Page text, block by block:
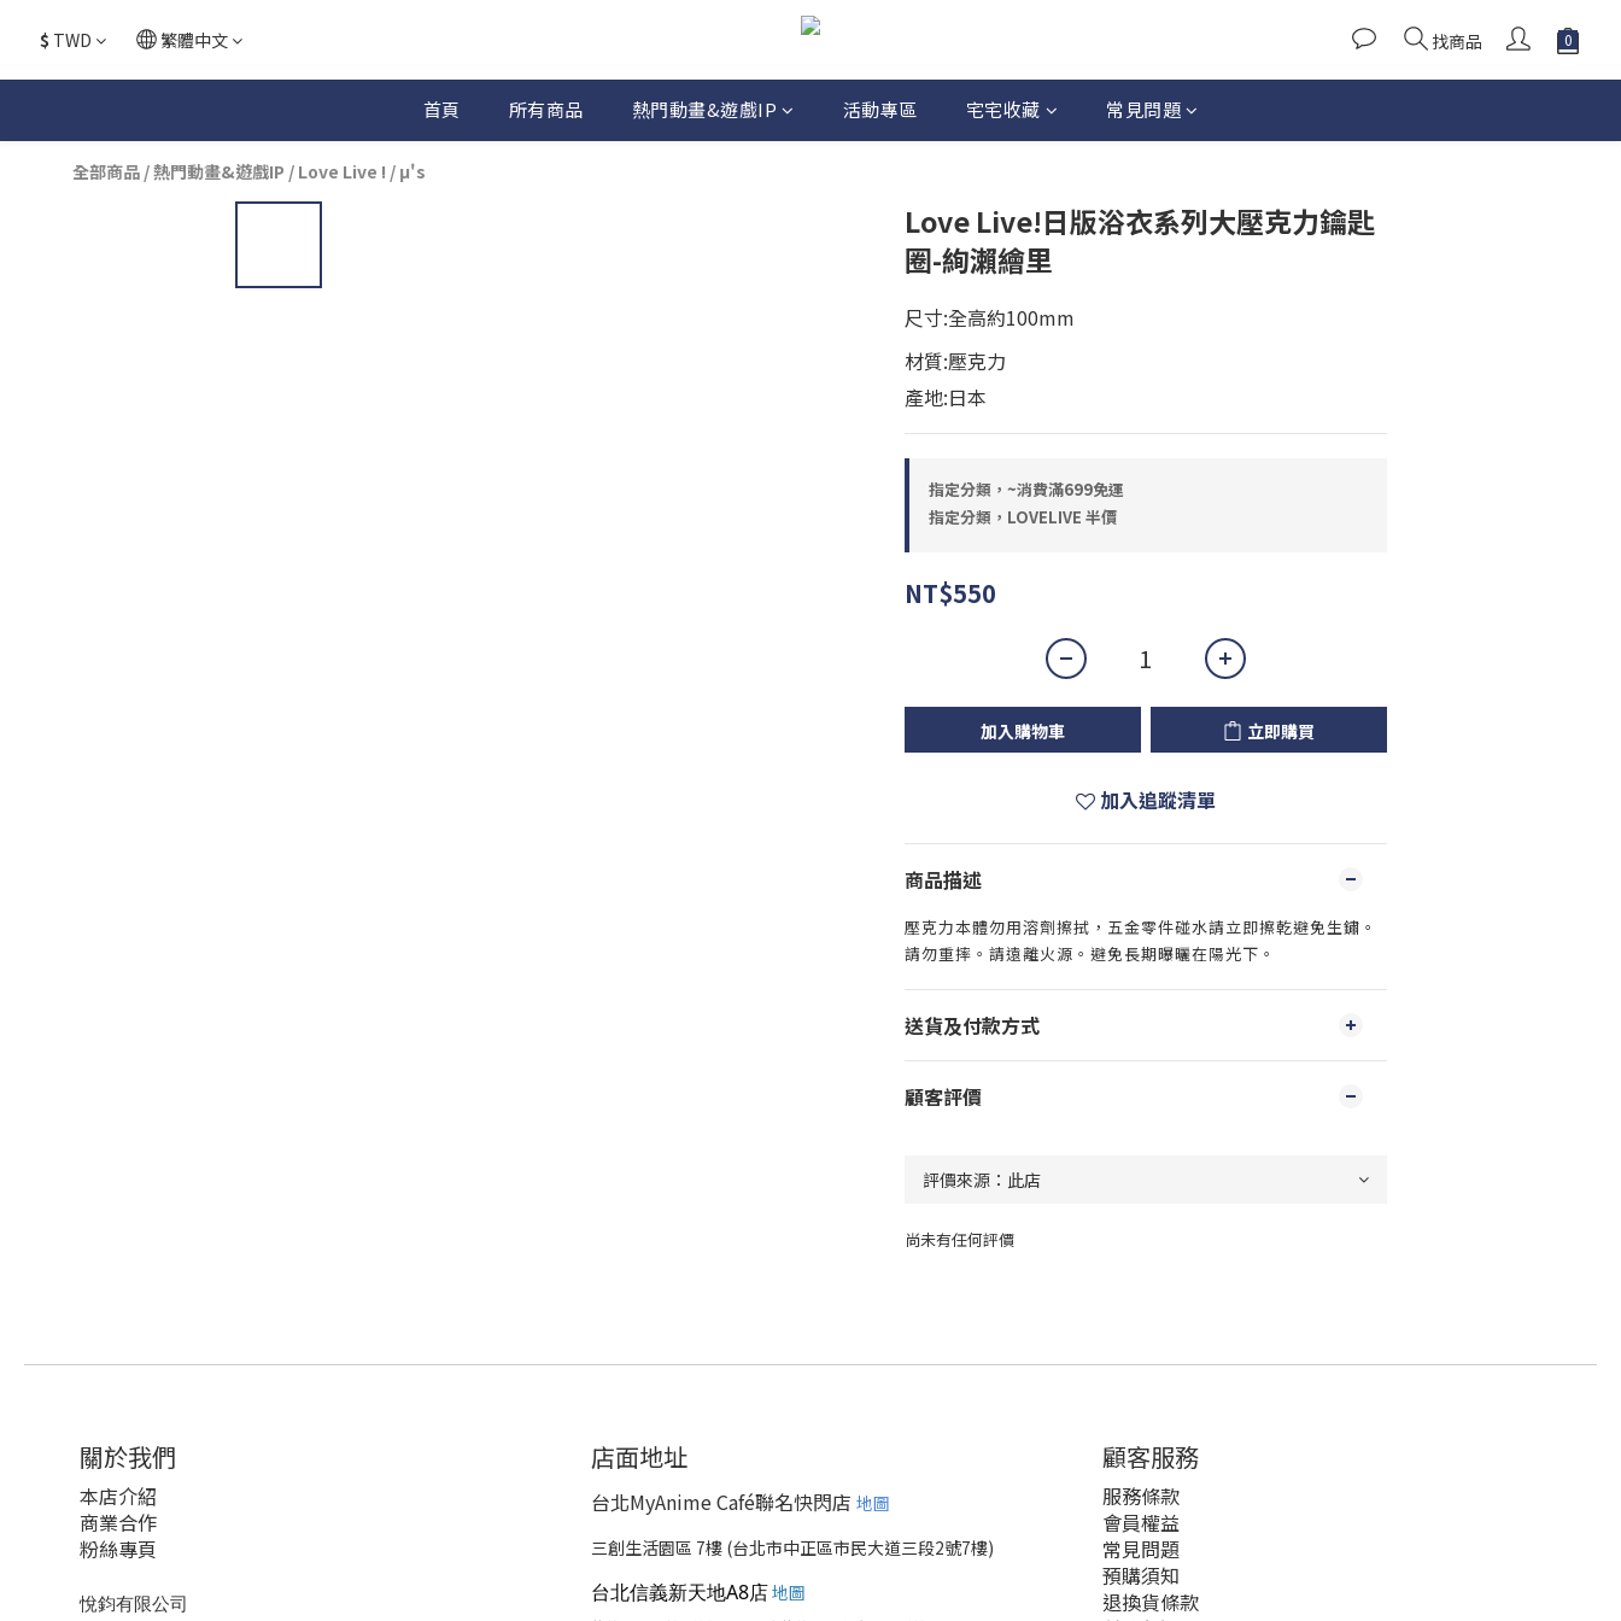
$ TWD 繁體中文 找商品
首頁 所有商品 熱門動畫&遊戲IP 活動專區 宅宅收藏 常見問題
全部商品 /熱門動畫&遊戲IP / Love Live ! / μ's
Love Live!日版浴衣系列大壓克力鑰匙
圈-絢瀨繪里
尺寸:全高約100mm
材質:壓克力
產地:日本
指定分類，~消費滿699免運
指定分類，LOVELIVE 半價
NT$550
加入購物車 立即購買
加入追蹤清單
商品描述
壓克力本體勿用溶劑擦拭，五金零件碰水請立即擦乾避免生鏽。
請勿重摔。請遠離火源。避免長期曝曬在陽光下。
送貨及付款方式
顧客評價
尚未有任何評價
關於我們
本店介紹
商業合作
粉絲專頁
悅鈞有限公司
店面地址
台北MyAnime Café聯名快閃店 地圖
三創生活園區 7樓 (台北市中正區市民大道三段2號7樓)
台北信義新天地A8店地圖
顧客服務
服務條款
會員權益
常見問題
預購須知
退換貨條款